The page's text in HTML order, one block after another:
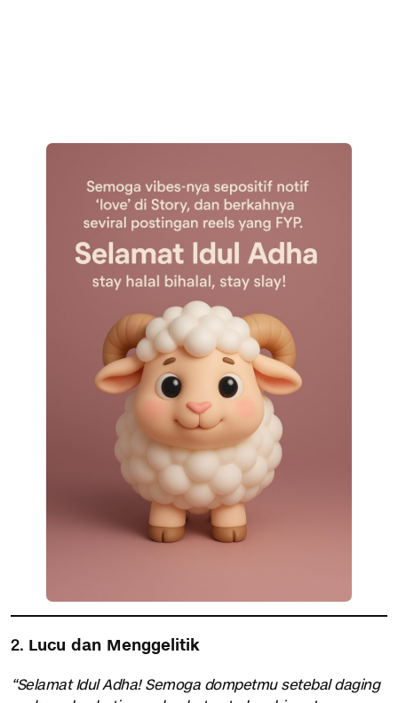
2. Lucu dan Menggelitik
“Selamat Idul Adha! Semoga dompetmu setebal daging